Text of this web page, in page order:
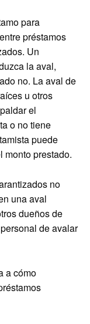
para
préstamos
Un
la aval,
no. La aval de
u otros
el
o no tiene
puede
monto prestado.
no
una aval
dueños de
de avalar
a cómo